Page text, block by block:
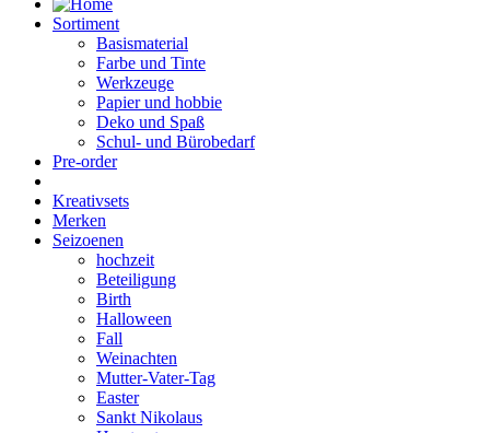
Sortiment
Basismaterial
Farbe und Tinte
Werkzeuge
Papier und hobbie
Deko und Spaß
Schul- und Bürobedarf
Pre-order
Kreativsets
Merken
Seizoenen
hochzeit
Beteiligung
Birth
Halloween
Fall
Weinachten
Mutter-Vater-Tag
Easter
Sankt Nikolaus